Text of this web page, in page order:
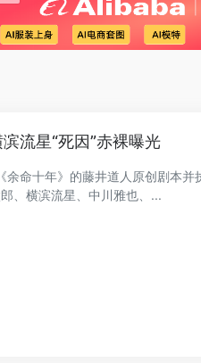
流星“死因”赤裸曝光
命十年》的藤井道人原创剧本
、横滨流星、中川雅也、...